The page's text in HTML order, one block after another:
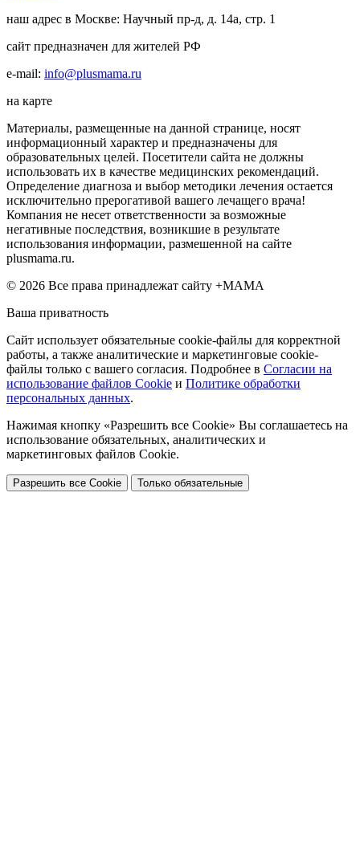
наш адрес в Москве: Научный пр-д, д. 14а, стр. 1
сайт предназначен для жителей РФ
e-mail: info@plusmama.ru
на карте
Материалы, размещенные на данной странице, носят
информационный характер и предназначены для
образовательных целей. Посетители сайта не должны
использовать их в качестве медицинских рекомендаций.
Определение диагноза и выбор методики лечения остается
исключительно прерогативой вашего лечащего врача!
Компания не несет ответственности за возможные
негативные последствия, возникшие в результате
использования информации, размешенной на сайте
plusmama.ru.
© 2026 Все права принадлежат сайту +МАМА
Ваша приватность
Сайт использует обязательные cookie-файлы для корректной
работы, а также аналитические и маркетинговые cookie-
файлы только с вашего согласия. Подробнее в Согласии на
использование файлов Cookie и Политике обработки
персональных данных.
Нажимая кнопку «Разрешить все Cookie» Вы соглашаетесь на
использование обязательных, аналитических и
маркетинговых файлов Cookie.
Разрешить все Cookie Только обязательные